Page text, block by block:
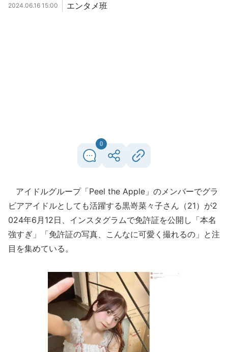
2024.06.16 15:00 エンタメ班
0
アイドルグループ「Peel the Apple」のメンバーでグラ
ビアアイドルとしても活躍する黒嵜菜々子さん（21）が2
024年6月12日、インスタグラムで免許証を公開し「本名
強すぎ」「免許証の写真、こんなに可愛く撮れるの」と注
目を集めている。